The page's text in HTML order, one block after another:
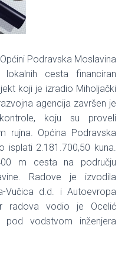
Podravska Moslavina
cesta financiran
koji je izradio Miholjački
agencija završen je
koju su proveli
rujna. Općina Podravska
isplati 2.181.700,50 kuna.
m cesta na području
Radove je izvodila
Vučica d.d. i Autoevropa
radova vodio je Ocelić
pod vodstvom inženjera